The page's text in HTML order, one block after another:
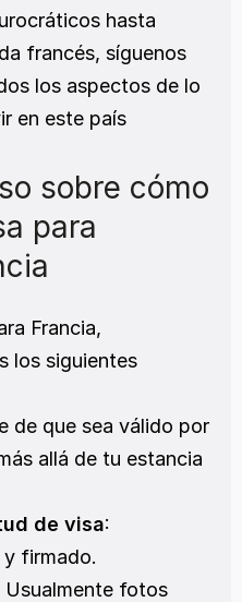
hasta
francés, síguenos
los aspectos de lo
en este país
sobre cómo
para
Francia,
los siguientes
de que sea válido por
allá de tu estancia
de visa:
firmado.
Usualmente fotos